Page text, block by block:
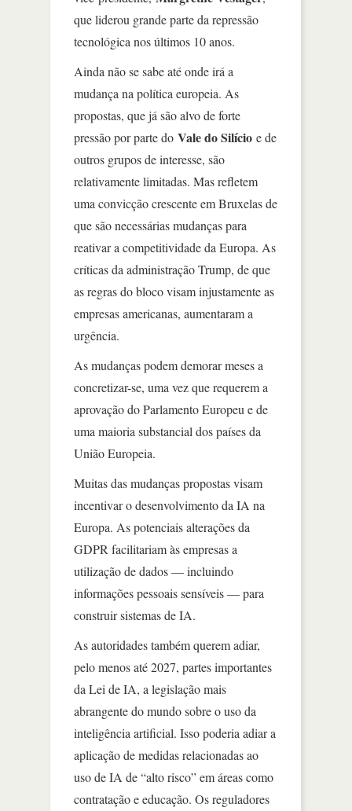
que liderou grande parte da repressão
tecnológica nos últimos 10 anos.
Ainda não se sabe até onde irá a
mudança na política europeia. As
propostas, que já são alvo de forte
pressão por parte do Vale do Silício e de
outros grupos de interesse, são
relativamente limitadas. Mas refletem
uma convicção crescente em Bruxelas de
que são necessárias mudanças para
reativar a competitividade da Europa. As
críticas da administração Trump, de que
as regras do bloco visam injustamente as
empresas americanas, aumentaram a
urgência.
As mudanças podem demorar meses a
concretizar-se, uma vez que requerem a
aprovação do Parlamento Europeu e de
uma maioria substancial dos países da
União Europeia.
Muitas das mudanças propostas visam
incentivar o desenvolvimento da IA na
Europa. As potenciais alterações da
GDPR facilitariam às empresas a
utilização de dados — incluindo
informações pessoais sensíveis — para
construir sistemas de IA.
As autoridades também querem adiar,
pelo menos até 2027, partes importantes
da Lei de IA, a legislação mais
abrangente do mundo sobre o uso da
inteligência artificial. Isso poderia adiar a
aplicação de medidas relacionadas ao
uso de IA de “alto risco” em áreas como
contratação e educação. Os reguladores